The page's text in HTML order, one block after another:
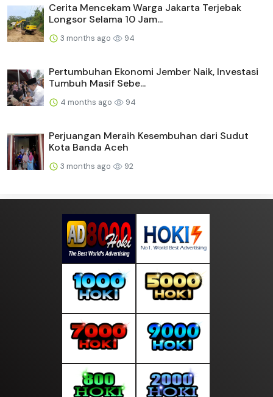
Cerita Mencekam Warga Jakarta Terjebak
Longsor Selama 10 Jam...
3 months ago 94
Pertumbuhan Ekonomi Jember Naik, Investasi
Tumbuh Masif Sebe...
4 months ago 94
Perjuangan Meraih Kesembuhan dari Sudut
Kota Banda Aceh
3 months ago 92